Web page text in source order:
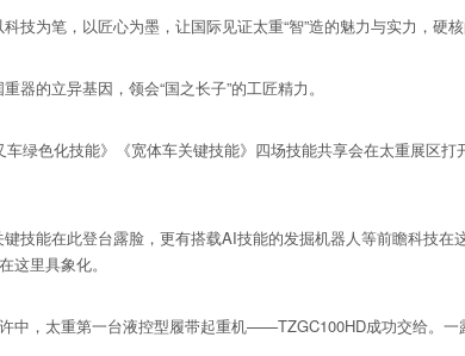
为笔，以匠心为墨，让国际见证太重“智”造的魅力与实力，
的立异基因，领会“国之长子”的工匠精力。
色化技能》《宽体车关键技能》四场技能共享会在太重展区打
能在此登台露脸，更有搭载AI技能的发掘机器人等前瞻科技在
这里具象化。
，太重第一台液控型履带起重机——TZGC100HD成功交给。